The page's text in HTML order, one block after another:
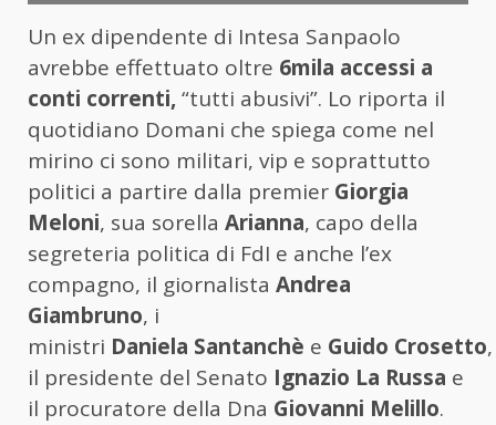
Un ex dipendente di Intesa Sanpaolo
avrebbe effettuato oltre 6mila accessi a
conti correnti,“tutti abusivi”. Lo riporta il
quotidiano Domani che spiega come nel
mirino ci sono militari, vip e soprattutto
politici a partire dalla premier Giorgia
Meloni, sua sorella Arianna, capo della
segreteria politica di FdI e anche l’ex
compagno, il giornalista Andrea
Giambruno, i
ministri Daniela Santanchè e Guido Crosetto,
il presidente del Senato Ignazio La Russa e
il procuratore della Dna Giovanni Melillo.